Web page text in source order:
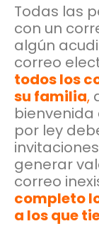
Todas las
con un
algún
correo
todos los
su familia,
bienvenida
por ley
generar
correo
completo
a los que